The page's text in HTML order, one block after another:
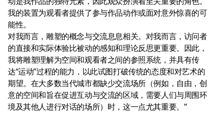
我的装置为观看者提供了参与作品动作或面对意外惊喜的可
能性。
对我而言，雕塑的概念与交流息息相关。对我而言，访问者
的直接和实际体验比被动的感知和理论反思更重要。因此，
我将雕塑理解为空间和观看者之间的参照系统，并具有传
达“运动”过程的能力，以此试图打破传统的态度和对艺术的
期望。在大多数当代城市都缺少交流场所（例如，自由，创
意的空间和旨在促进互动与交流的区域，需要人们与周围环
境及其他人进行对话的场所）时，这一点尤其重要。”